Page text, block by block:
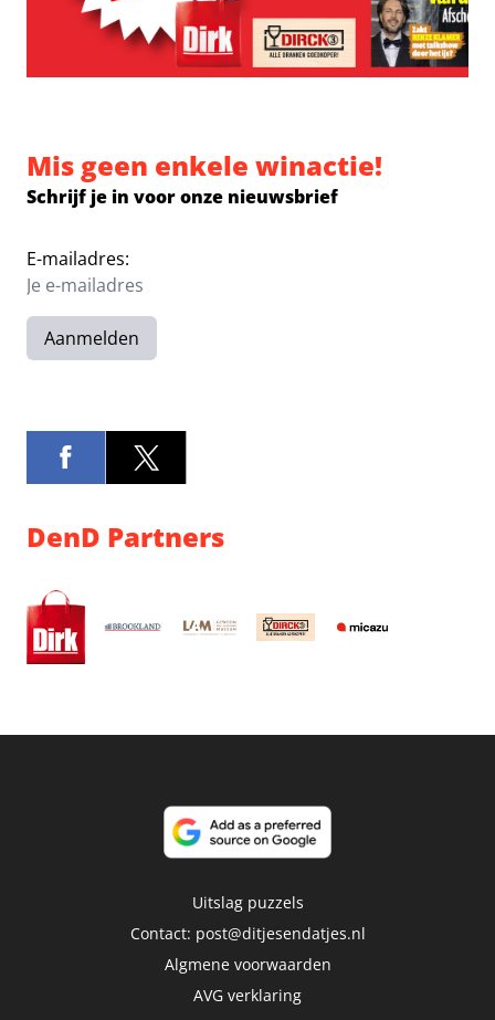
Mis geen enkele winactie!
Schrijf je in voor onze nieuwsbrief
E-mailadres:
Aanmelden
DenD Partners
Uitslag puzzels
Contact: post@ditjesendatjes.nl
Algmene voorwaarden
AVG verklaring